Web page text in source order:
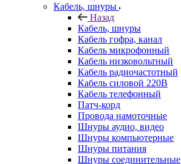
Кабель, шнуры
Назад
Кабель, шнуры
Кабель гофра, канал
Кабель микрофонный
Кабель низковольтный
Кабель радиочастотный
Кабель силовой 220В
Кабель телефонный
Патч-корд
Провода намоточные
Шнуры аудио, видео
Шнуры компьютерные
Шнуры питания
Шнуры соединительные